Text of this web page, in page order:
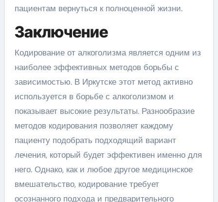
пациентам вернуться к полноценной жизни.
Заключение
Кодирование от алкоголизма является одним из
наиболее эффективных методов борьбы с
зависимостью. В Иркутске этот метод активно
используется в борьбе с алкоголизмом и
показывает высокие результаты. Разнообразие
методов кодирования позволяет каждому
пациенту подобрать подходящий вариант
лечения, который будет эффективен именно для
него. Однако, как и любое другое медицинское
вмешательство, кодирование требует
осознанного подхода и предварительного